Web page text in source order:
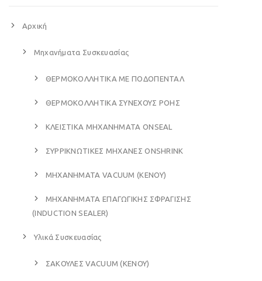
Αρχική
Μηχανήματα Συσκευασίας
ΘΕΡΜΟΚΟΛΛΗΤΙΚΑ ΜΕ ΠΟΔΟΠΕΝΤΑΛ
ΘΕΡΜΟΚΟΛΛΗΤΙΚΑ ΣΥΝΕΧΟΥΣ ΡΟΗΣ
ΚΛΕΙΣΤΙΚΑ ΜΗΧΑΝΗΜΑΤΑ ONSEAL
ΣΥΡΡΙΚΝΩΤΙΚΕΣ ΜΗΧΑΝΕΣ ONSHRINK
ΜΗΧΑΝΗΜΑΤΑ VACUUM (ΚΕΝΟΥ)
ΜΗΧΑΝΗΜΑΤΑ ΕΠΑΓΩΓΙΚΗΣ ΣΦΡΑΓΙΣΗΣ
(INDUCTION SEALER)
Υλικά Συσκευασίας
ΣΑΚΟΥΛΕΣ VACUUM (ΚΕΝΟΥ)